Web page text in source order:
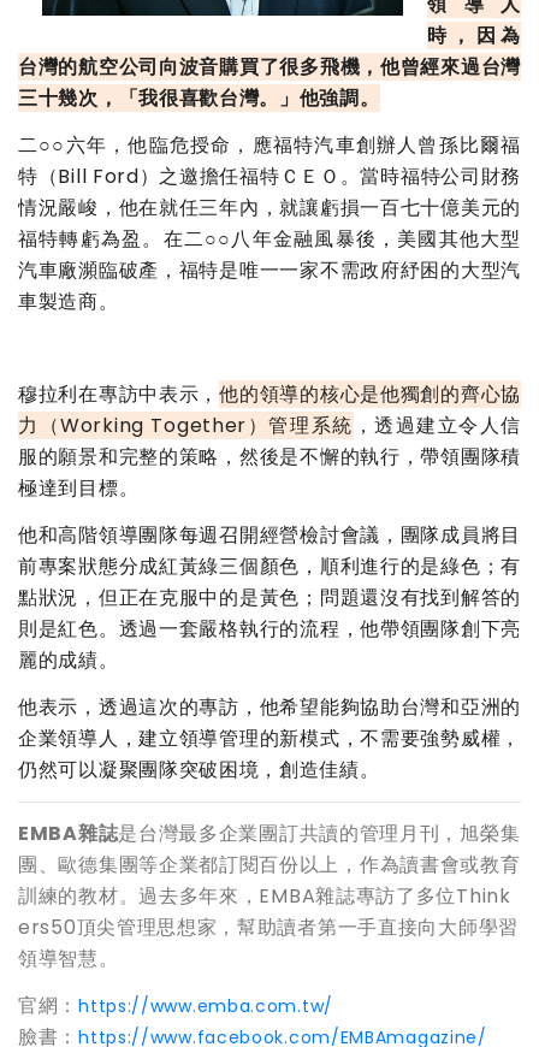
時，因為
台灣的航空公司向波音購買了很多飛機，他曾經來過台灣
三十幾次，「我很喜歡台灣。」他強調。
二○○六年，他臨危授命，應福特汽車創辦人曾孫比爾福
特（Bill Ford）之邀擔任福特ＣＥＯ。當時福特公司財務
情況嚴峻，他在就任三年內，就讓虧損一百七十億美元的
福特轉虧為盈。在二○○八年金融風暴後，美國其他大型
汽車廠瀕臨破產，福特是唯一一家不需政府紓困的大型汽
車製造商。
穆拉利在專訪中表示，他的領導的核心是他獨創的齊心協
力（Working Together）管理系統 ，透過建立令人信
服的願景和完整的策略，然後是不懈的執行，帶領團隊積
極達到目標。
他和高階領導團隊每週召開經營檢討會議，團隊成員將目
前專案狀態分成紅黃綠三個顏色，順利進行的是綠色；有
點狀況，但正在克服中的是黃色；問題還沒有找到解答的
則是紅色。透過一套嚴格執行的流程，他帶領團隊創下亮
麗的成績。
他表示，透過這次的專訪，他希望能夠協助台灣和亞洲的
企業領導人，建立領導管理的新模式，不需要強勢威權，
仍然可以凝聚團隊突破困境，創造佳績。
EMBA雜誌是台灣最多企業團訂共讀的管理月刊，旭榮集
團、歐德集團等企業都訂閱百份以上，作為讀書會或教育
訓練的教材。過去多年來， EMBA雜誌專訪了多位Think
ers50頂尖管理思想家，幫助讀者第一手直接向大師學習
領導智慧。
官網：https://www.emba.com.tw/
臉書：https://www.facebook.com/EMBAmagazine/